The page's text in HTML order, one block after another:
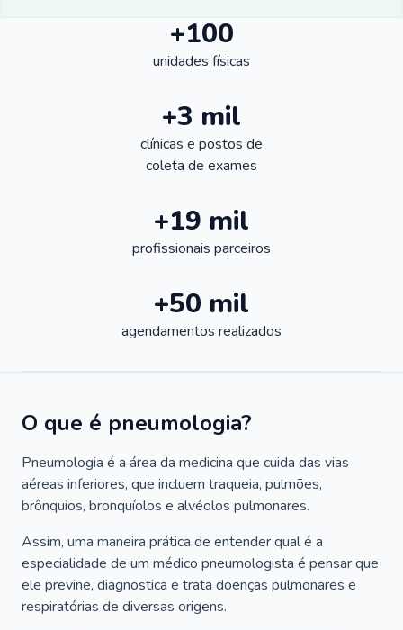
+100
unidades físicas
+3 mil
clínicas e postos de
coleta de exames
+19 mil
profissionais parceiros
+50 mil
agendamentos realizados
O que é pneumologia?
Pneumologia é a área da medicina que cuida das vias
aéreas inferiores, que incluem traqueia, pulmões,
brônquios, bronquíolos e alvéolos pulmonares.
Assim, uma maneira prática de entender qual é a
especialidade de um médico pneumologista é pensar que
ele previne, diagnostica e trata doenças pulmonares e
respiratórias de diversas origens.